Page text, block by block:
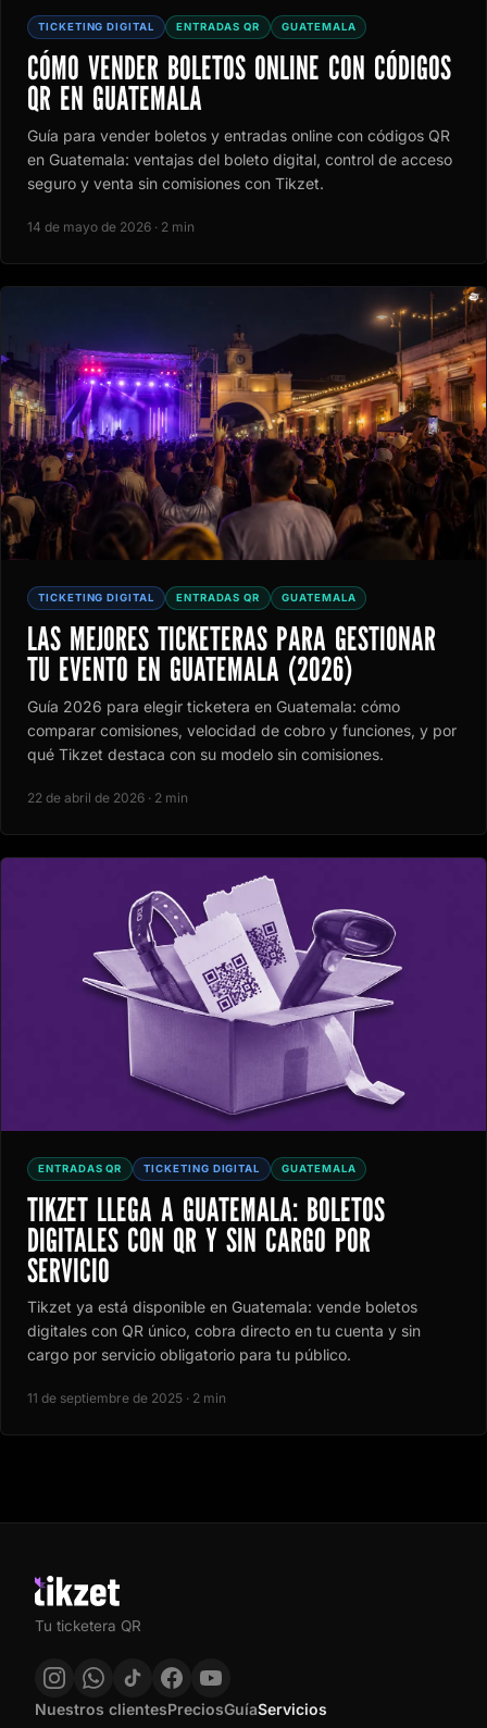
TICKETING DIGITAL ENTRADAS QR GUATEMALA
CÓMO VENDER BOLETOS ONLINE CON CÓDIGOS
QR EN GUATEMALA
Guía para vender boletos y entradas online con códigos QR
en Guatemala: ventajas del boleto digital, control de acceso
seguro y venta sin comisiones con Tikzet.
14 de mayo de 2026 · 2 min
TICKETING DIGITAL ENTRADAS QR GUATEMALA
LAS MEJORES TICKETERAS PARA GESTIONAR
TU EVENTO EN GUATEMALA (2026)
Guía 2026 para elegir ticketera en Guatemala: cómo
comparar comisiones, velocidad de cobro y funciones, y por
qué Tikzet destaca con su modelo sin comisiones.
22 de abril de 2026 · 2 min
ENTRADAS QR TICKETING DIGITAL GUATEMALA
TIKZET LLEGA A GUATEMALA: BOLETOS
DIGITALES CON QR Y SIN CARGO POR
SERVICIO
Tikzet ya está disponible en Guatemala: vende boletos
digitales con QR único, cobra directo en tu cuenta y sin
cargo por servicio obligatorio para tu público.
11 de septiembre de 2025 · 2 min
Tu ticketera QR
Nuestros clientesPreciosGuíaServicios